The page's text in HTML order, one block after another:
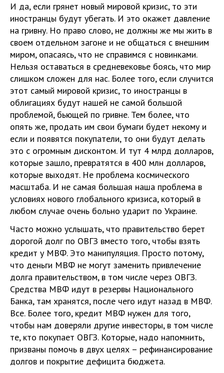
И да, если грянет новый мировой кризис, то эти
иностранцы будут убегать. И это окажет давление
на гривну. Но право слово, не должны же мы жить в
своем отдельном загоне и не общаться с внешним
миром, опасаясь, что не справимся с новинками.
Нельзя оставаться в средневековье боясь, что мир
слишком сложен для нас. Более того, если случится
этот самый мировой кризис, то иностранцы в
облигациях будут нашей не самой большой
проблемой, бьющей по гривне. Тем более, что
опять же, продать им свои бумаги будет некому и
если и появятся покупатели, то они будут делать
это с огромным дисконтом. И тут 4 млрд долларов,
которые зашло, превратятся в 400 млн долларов,
которые выходят. Не проблема космического
масштаба. И не самая большая наша проблема в
условиях нового глобального кризиса, который в
любом случае очень больно ударит по Украине.
Часто можно услышать, что правительство берет
дорогой долг по ОВГЗ вместо того, чтобы взять
кредит у МВФ. Это манипуляция. Просто потому,
что деньги МВФ не могут заменить привлечение
долга правительством, в том числе через ОВГЗ.
Средства МВФ идут в резервы Национального
Банка, там хранятся, после чего идут назад в МВФ.
Все. Более того, кредит МВФ нужен для того,
чтобы нам доверяли другие инвесторы, в том числе
те, кто покупает ОВГЗ. Которые, надо напомнить,
призваны помочь в двух целях – рефинансирование
долгов и покрытие дефицита бюджета.